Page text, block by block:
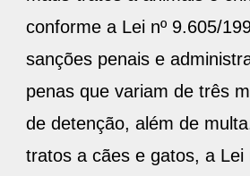
conforme a Lei nº 9.605/
sanções penais e
penas que variam de três
de detenção, além de
tratos a cães e gatos, a Lei